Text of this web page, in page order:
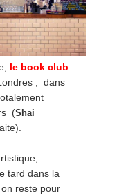
le book club
, dans
(Shai
tard dans la
reste pour